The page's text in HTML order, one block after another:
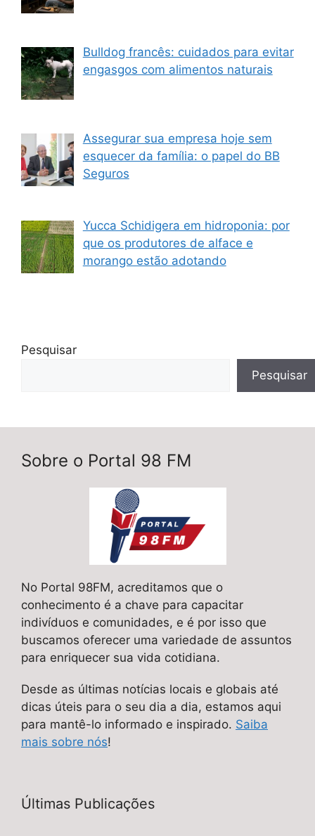
Bulldog francês: cuidados para evitar
engasgos com alimentos naturais
Assegurar sua empresa hoje sem
esquecer da família: o papel do BB
Seguros
Yucca Schidigera em hidroponia: por
que os produtores de alface e
morango estão adotando
Pesquisar
Pesquisar
Sobre o Portal 98 FM
No Portal 98FM, acreditamos que o
conhecimento é a chave para capacitar
indivíduos e comunidades, e é por isso que
buscamos oferecer uma variedade de assuntos
para enriquecer sua vida cotidiana.
Desde as últimas notícias locais e globais até
dicas úteis para o seu dia a dia, estamos aqui
para mantê-lo informado e inspirado. Saiba
mais sobre nós!
Últimas Publicações